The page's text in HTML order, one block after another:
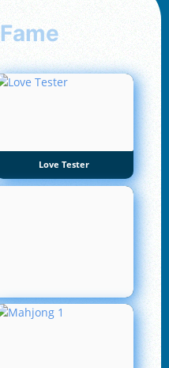
Fame
Love Tester